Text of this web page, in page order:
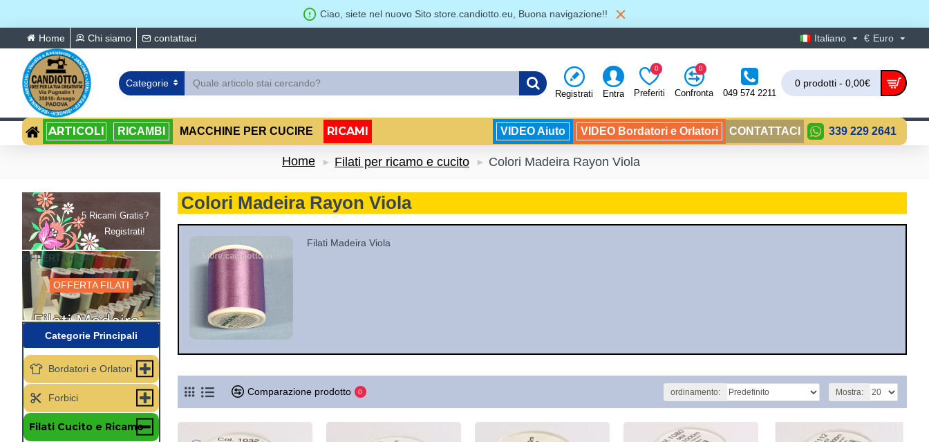
Ciao, siete nel nuovo Sito store.candiotto.eu, Buona navigazione!!
Home Chi siamo contattaci Italiano € Euro
Categorie
Registrati Entra Preferiti
0
Confronta
0
049 574 2211
0 prodotti - 0,00€
ARTICOLI RICAMBI MACCHINE PER CUCIRE RICAMI VIDEO Aiuto VIDEO Bordatori e Orlatori CONTATTACI 339 229 2641
Home Filati per ricamo e cucito Colori Madeira Rayon Viola
Registrati!
5 Ricami Gratis?
OFFERTA FILATI
OFFERTA FILATI
Categorie Principali
Bordatori e Orlatori
Forbici
Filati Cucito e Ricamo
Colori Madeira Rayon Viola
Filati Madeira Viola
Comparazione prodotto 0 ordinamento: Mostra: